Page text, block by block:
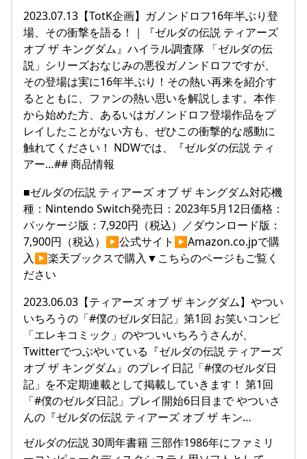
2023.07.13【TotK企画】ガノンドロフ16年半ぶり登
場、その衝撃を語る！｜『ゼルダの伝説 ティアーズ
オブ ザ キングダム』ハイラル調査隊 「ゼルダの伝
説」シリーズおなじみの悪役ガノンドロフですが、
その登場は実に16年半ぶり！その熱い再来を紹介す
るとともに、ファンの熱い思いを解説します。本作
から始めた方、あるいはガノンドロフ登場作品をプ
レイしたことがない方も、ぜひこの衝撃的な感動に
触れてください！ NDWでは、『ゼルダの伝説 ティ
アー…## 商品情報
■ゼルダの伝説 ティアーズ オブ ザ キングダム対応機
種：Nintendo Switch発売日：2023年5月12日価格：
パッケージ版：7,920円（税込）／ダウンロード版：
7,900円（税込）▶︎公式サイト▶︎Amazon.co.jpで購
入▶︎楽天ブックスで購入▼こちらのページもご覧く
ださい
2023.06.03【ティアーズ オブ ザ キングダム】やつい
いちろうの「#僕のゼルダ日記」第1回 お笑いコンビ
「エレキコミック」のやついいちろうさんが、
Twitterでつぶやいている『ゼルダの伝説 ティアーズ
オブ ザ キングダム』のプレイ日記「#僕のゼルダ日
記」を不定期連載として掲載していきます！ 第1回
「#僕のゼルダ日記」プレイ開始6日目まで やついさ
んの『ゼルダの伝説 ティアーズ オブ ザ キン…
ゼルダの伝説 30周年書籍 三部作1986年にファミリ